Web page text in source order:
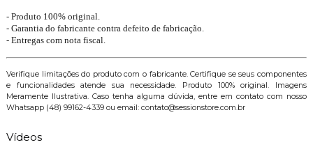
- Produto 100% original.
- Garantia do fabricante contra defeito de fabricação.
- Entregas com nota fiscal.
Verifique limitações do produto com o fabricante. Certifique se seus componentes
e funcionalidades atende sua necessidade. Produto 100% original. Imagens
Meramente Ilustrativa. Caso tenha alguma dúvida, entre em contato com nosso
Whatsapp (48) 99162-4339 ou email: contato@sessionstore.com.br
Vídeos